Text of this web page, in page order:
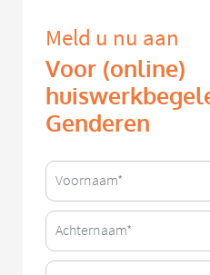
Meld u nu aan
Voor (online)
Genderen